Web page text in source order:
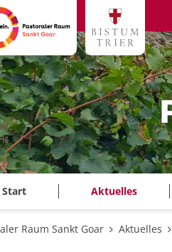
Start Aktuelles
Raum Sankt Goar Aktuelles